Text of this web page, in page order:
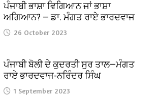
ਪੰਜਾਬੀ ਭਾਸ਼ਾ ਵਿਗਿਆਨ ਜਾਂ ਭਾਸ਼ਾ
ਅਗਿਆਨ? — ਡਾ. ਮੰਗਤ ਰਾਏ ਭਾਰਦਵਾਜ
26 October 2023
ਪੰਜਾਬੀ ਬੋਲੀ ਦੇ ਕੁਦਰਤੀ ਸੁਰ ਤਾਲ—ਮੰਗਤ
ਰਾਏ ਭਾਰਦਵਾਜ-ਨਰਿੰਦਰ ਸਿੰਘ
1 September 2023